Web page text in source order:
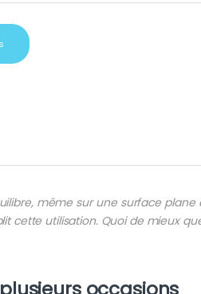
même sur une surface plane
cette utilisation. Quoi de mieux